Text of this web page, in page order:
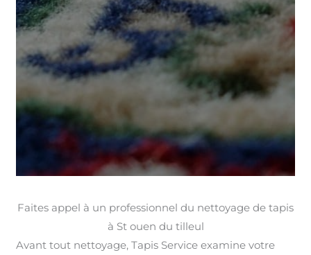
Faites appel à un professionnel du nettoyage de tapis
à St ouen du tilleul
Avant tout nettoyage, Tapis Service examine votre